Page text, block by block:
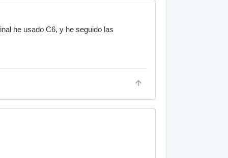
he usado C6, y he seguido las